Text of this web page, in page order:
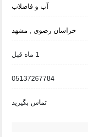
آب و فاضلاب
خراسان رضوی مشهد
1 ماه قبل
05137267784
تماس بگیرید